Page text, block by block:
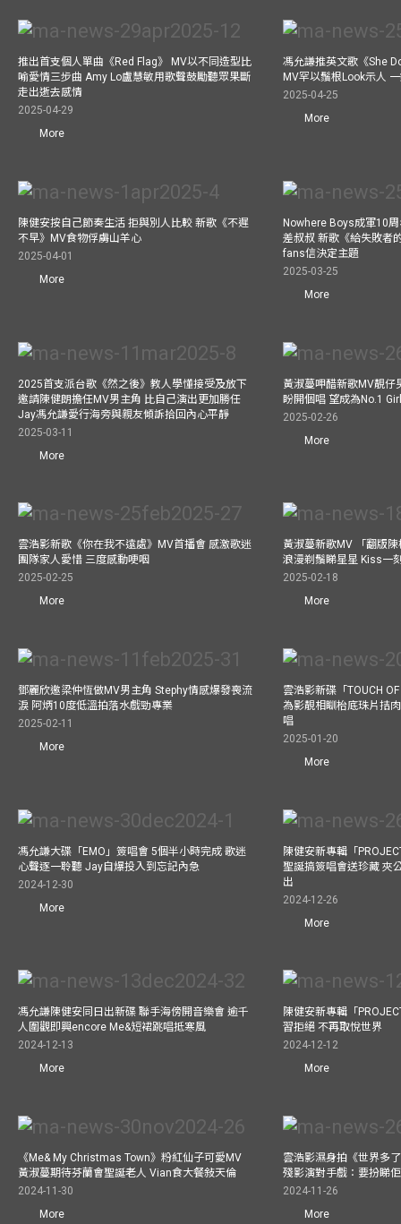
推出首支個人單曲《Red Flag》 MV以不同造型比
喻愛情三步曲 Amy Lo盧慧敏用歌聲鼓勵聽眾果斷
走出逝去感情
2025-04-29
More
馮允謙推英文歌《She
MV罕以鬚根Look示人
2025-04-25
More
陳健安按自己節奏生活 拒與別人比較 新歌《不遲
不早》MV食物俘虜山羊心
2025-04-01
More
Nowhere Boys成軍10
差叔叔 新歌《給失敗者
fans信決定主題
2025-03-25
More
2025首支派台歌《然之後》教人學懂接受及放下
邀請陳健朗擔任MV男主角 比自己演出更加勝任
Jay馮允謙愛行海旁與親友傾訴拾回內心平靜
2025-03-11
More
黃淑蔓呷醋新歌MV靚仔
盼開個唱 望成為No.1
2025-02-26
More
雲浩影新歌《你在我不遠處》MV首播會 感激歌迷
團隊家人愛惜 三度感動哽咽
2025-02-25
More
黃淑蔓新歌MV 「翻版
浪漫剃鬚睇星星 Kiss一
2025-02-18
More
鄧麗欣邀梁仲恆做MV男主角 Stephy情感爆發喪流
淚 阿炳10度低溫拍落水戲勁專業
2025-02-11
More
雲浩影新碟「TOUCH
為影靚相瞓枱底珠片拮
唱
2025-01-20
More
馮允謙大碟「EMO」簽唱會 5個半小時完成 歌迷
心聲逐一聆聽 Jay自爆投入到忘記內急
2024-12-30
More
陳健安新專輯「
聖誕搞簽唱會送珍藏 夾
出
2024-12-26
More
馮允謙陳健安同日出新碟 聯手海傍開音樂會 逾千
人圍觀即興encore Me&短裙跳唱抵寒風
2024-12-13
More
陳健安新專輯「
習拒絕 不再取悅世界
2024-12-12
More
《Me& My Christmas Town》粉紅仙子可愛MV
黃淑蔓期待芬蘭會聖誕老人 Vian食大餐敍天倫
2024-11-30
More
雲浩影濕身拍《世界多
殘影演對手戲：要扮睇
2024-11-26
More